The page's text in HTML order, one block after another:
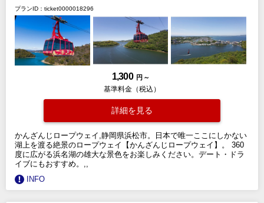
プランID：ticket0000018296
1,300 円 ～
基準料金（税込）
詳細を見る
かんざんじロープウェイ,静岡県浜松市。日本で唯一ここにしかない
湖上を渡る絶景のロープウェイ【かんざんじロープウェイ】。 360
度に広がる浜名湖の雄大な景色をお楽しみください。デート・ドラ
イブにもおすすめ。,,
INFO